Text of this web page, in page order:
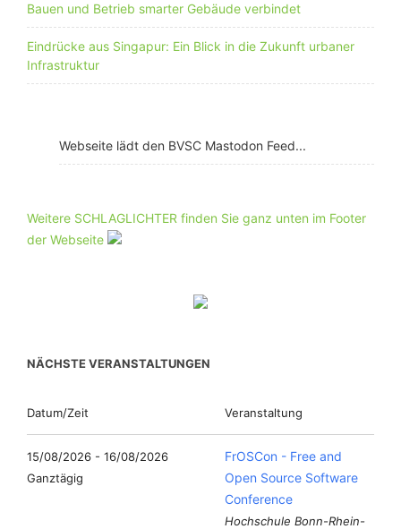
Bauen und Betrieb smarter Gebäude verbindet
Eindrücke aus Singapur: Ein Blick in die Zukunft urbaner
Infrastruktur
Webseite lädt den BVSC Mastodon Feed...
Weitere SCHLAGLICHTER finden Sie ganz unten im Footer
der Webseite
NÄCHSTE VERANSTALTUNGEN
Datum/Zeit Veranstaltung
15/08/2026 - 16/08/2026
Ganztägig
FrOSCon - Free and
Open Source Software
Conference
Hochschule Bonn-Rhein-